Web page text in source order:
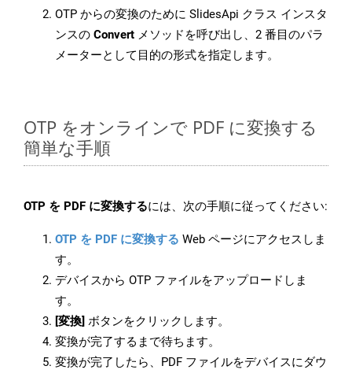
OTP からの変換のために SlidesApi クラス インスタ
ンスの Convert メソッドを呼び出し、2 番目のパラ
メーターとして目的の形式を指定します。
OTP をオンラインで PDF に変換する
簡単な手順
OTP を PDF に変換するには、次の手順に従ってください:
OTP を PDF に変換する Web ページにアクセスしま
す。
デバイスから OTP ファイルをアップロードしま
す。
[変換] ボタンをクリックします。
変換が完了するまで待ちます。
変換が完了したら、PDF ファイルをデバイスにダウ